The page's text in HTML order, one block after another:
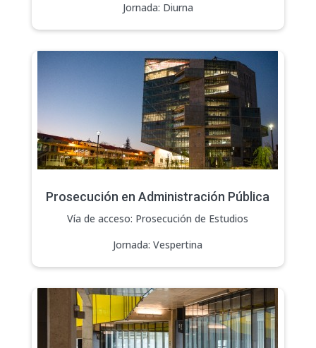
Jornada: Diurna
Prosecución en Administración Pública
Vía de acceso: Prosecución de Estudios
Jornada: Vespertina